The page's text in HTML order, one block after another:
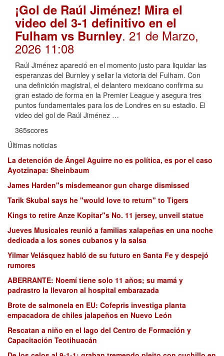
¡Gol de Raúl Jiménez! Mira el
video del 3-1 definitivo en el
Fulham vs Burnley. 21 de Marzo,
2026 11:08
Raúl Jiménez apareció en el momento justo para liquidar las
esperanzas del Burnley y sellar la victoria del Fulham. Con
una definición magistral, el delantero mexicano confirma su
gran estado de forma en la Premier League y asegura tres
puntos fundamentales para los de Londres en su estadio. El
video del gol de Raúl Jiménez …
365scores
Últimas noticias
La detención de Ángel Aguirre no es política, es por el caso
Ayotzinapa: Sheinbaum
James Harden"s misdemeanor gun charge dismissed
Tarik Skubal says he "would love to return" to Tigers
Kings to retire Anze Kopitar"s No. 11 jersey, unveil statue
Jueves Musicales reunió a familias xalapeñas en una noche
dedicada a los sones cubanos y la salsa
Yilmar Velásquez habló de su futuro en Santa Fe y despejó
rumores
ABERRANTE: Noemí tiene solo 11 años; su mamá y
padrastro la llevaron al hospital embarazada
Brote de salmonela en EU: Cofepris investiga planta
empacadora de chiles jalapeños en Nuevo León
Rescatan a niño en el lago del Centro de Formación y
Capacitación Teotihuacán